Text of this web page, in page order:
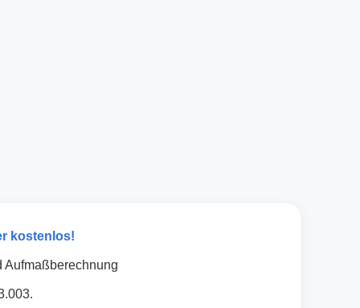
kostenlos!
Aufmaßberechnung